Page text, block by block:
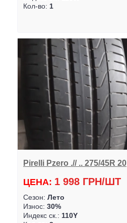
Кол-во: 1
Pirelli Pzero .// .. 275/45R 20
ЦЕНА: 1 998 ГРН/ШТ
Сезон: Лето
Износ: 30%
Индекс ск.: 110Y